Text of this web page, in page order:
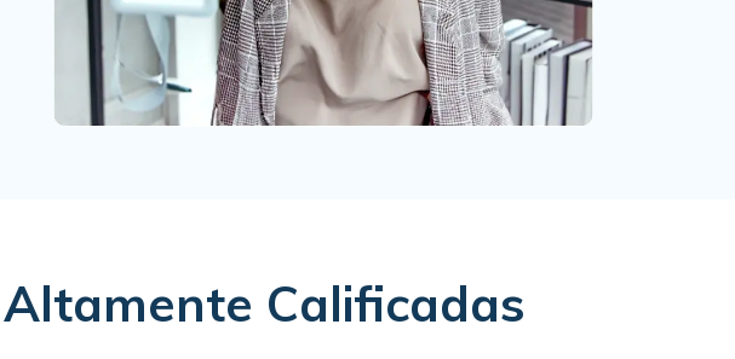
Calificadas